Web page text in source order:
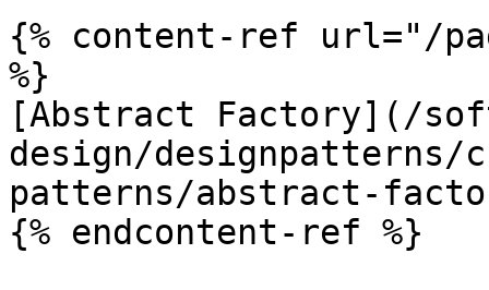
{% content-ref url="/
%}
[Abstract Factory](/
design/
patterns/abstract-
{% endcontent-ref %}